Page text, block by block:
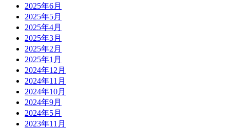
2025年6月
2025年5月
2025年4月
2025年3月
2025年2月
2025年1月
2024年12月
2024年11月
2024年10月
2024年9月
2024年5月
2023年11月